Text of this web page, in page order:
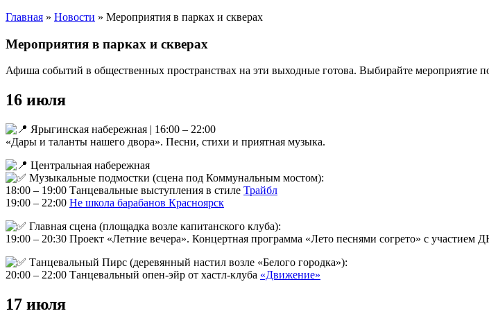
Главная » Новости » Мероприятия в парках и скверах
Мероприятия в парках и скверах
Афиша событий в общественных пространствах на эти выходные готова. Выбирайте мероприятие
16 июля
Ярыгинская набережная | 16:00 – 22:00
«Дары и таланты нашего двора». Песни, стихи и приятная музыка.
Центральная набережная
Музыкальные подмостки (сцена под Коммунальным мостом):
18:00 – 19:00 Танцевальные выступления в стиле Трайбл
19:00 – 22:00 Не школа барабанов Красноярск
Главная сцена (площадка возле капитанского клуба):
19:00 – 20:30 Проект «Летние вечера». Концертная программа «Лето песнями согрето» с
Танцевальный Пирс (деревянный настил возле «Белого городка»):
20:00 – 22:00 Танцевальный опен-эйр от хастл-клуба «Движение»
17 июля